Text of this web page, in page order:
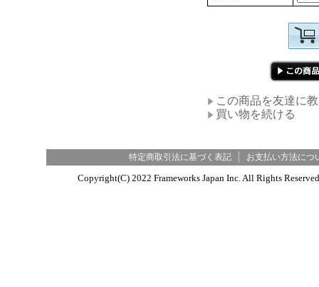
この商品を友達に
買い物を続ける
特定商取引法に基づく表記 お支払い方法につ
Copyright(C) 2022 Frameworks Japan Inc. All Rights